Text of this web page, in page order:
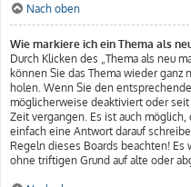
Nach oben
Wie markiere ich ein Thema als
Durch Klicken des „Thema als neu
können Sie das Thema wieder ganz
holen. Wenn Sie den
möglicherweise deaktiviert oder
Zeit vergangen. Es ist auch möglich,
einfach eine Antwort darauf
Regeln dieses Boards beachten!
ohne triftigen Grund auf alte oder